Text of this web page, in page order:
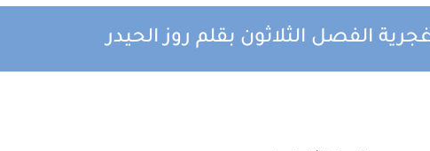
الفصل الثلاثون بقلم روز الحيدر